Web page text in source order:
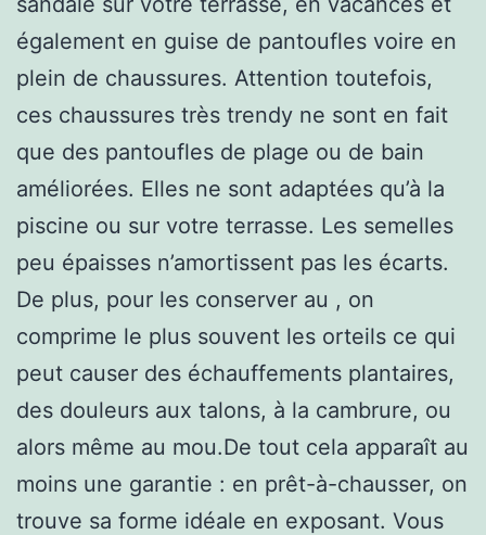
également en guise de pantoufles voire en
plein de chaussures. Attention toutefois,
ces chaussures très trendy ne sont en fait
que des pantoufles de plage ou de bain
améliorées. Elles ne sont adaptées qu’à la
piscine ou sur votre terrasse. Les semelles
peu épaisses n’amortissent pas les écarts.
De plus, pour les conserver au , on
comprime le plus souvent les orteils ce qui
peut causer des échauffements plantaires,
des douleurs aux talons, à la cambrure, ou
alors même au mou.De tout cela apparaît au
moins une garantie : en prêt-à-chausser, on
trouve sa forme idéale en exposant. Vous